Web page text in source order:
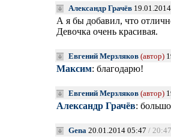
Александр Грачёв
А я бы добавил, что
Девочка очень красивая.
Евгений Мерзляков (автор)
Максим: благодарю!
Евгений Мерзляков (автор)
Александр Грачёв:
Gena 20.01.2014 05:47 / 20:47